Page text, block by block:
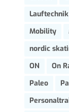
Lauftechnik
Mobility
nordic
ON
On
Paleo